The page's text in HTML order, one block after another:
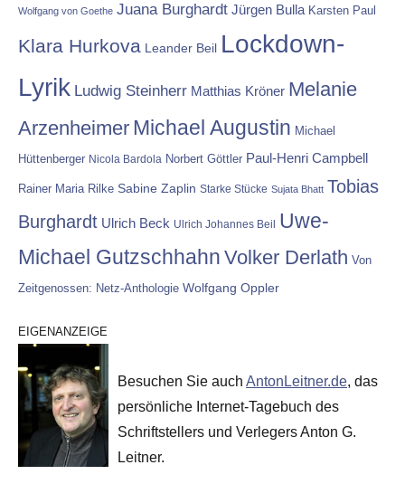
Wolfgang von Goethe Juana Burghardt Jürgen Bulla Karsten Paul
Klara Hurkova Leander Beil Lockdown-
Lyrik Ludwig Steinherr Matthias Kröner Melanie
Arzenheimer Michael Augustin Michael
Hüttenberger Nicola Bardola Norbert Göttler Paul-Henri Campbell
Rainer Maria Rilke Sabine Zaplin Starke Stücke Sujata Bhatt Tobias
Burghardt Ulrich Beck Ulrich Johannes Beil Uwe-
Michael Gutzschhahn Volker Derlath Von
Zeitgenossen: Netz-Anthologie Wolfgang Oppler
EIGENANZEIGE
Besuchen Sie auch AntonLeitner.de, das
persönliche Internet-Tagebuch des
Schriftstellers und Verlegers Anton G.
Leitner.